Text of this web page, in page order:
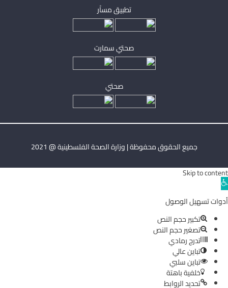
تطبيق مساْر
صحتي سمارت
صحتي
جميع الحقوق محفوظة | وزارة الصحة الفلسطينية @ 2021
Skip to content
Open
toolbar
أدوات تسهيل الوصول
تكبير حجم النص
تصغير حجم النص
تدرج رمادي
تباين عالي
تباين سلبي
خلفية باهتة
تحديد الروابط